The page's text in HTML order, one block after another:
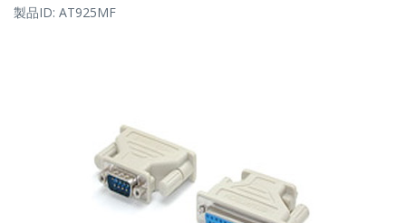
製品ID: AT925MF